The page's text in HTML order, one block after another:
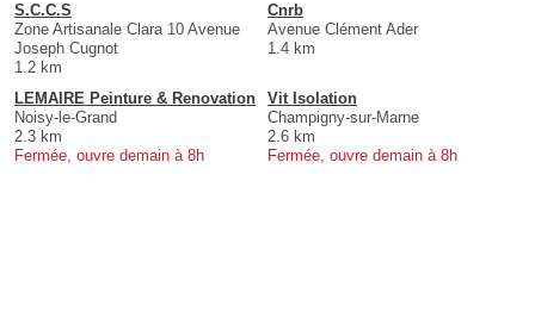
S.C.C.S
Zone Artisanale Clara 10 Avenue
Joseph Cugnot
1.2 km
Cnrb
Avenue Clément Ader
1.4 km
LEMAIRE Peinture & Renovation
Noisy-le-Grand
2.3 km
Fermée, ouvre demain à 8h
Vit Isolation
Champigny-sur-Marne
2.6 km
Fermée, ouvre demain à 8h